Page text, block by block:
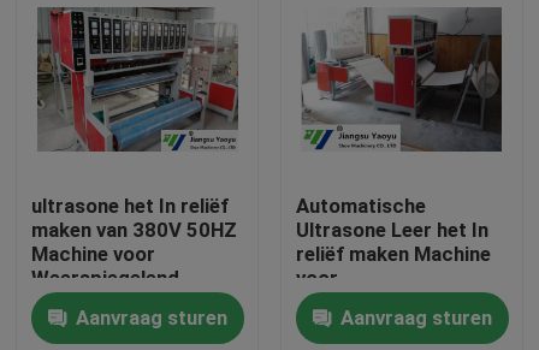
Ongeveer ons
Fabrieksreis
Kwaliteitscontrole
Contacteer ons
ultrasone het In reliëf
maken van 380V 50HZ
Machine voor
Weerspiegelend
Materiaal/Trampoline
Aanvraag sturen
Automatische
Ultrasone Leer het In
reliëf maken Machine
voor
Kledingstukken/
Aanvraag sturen